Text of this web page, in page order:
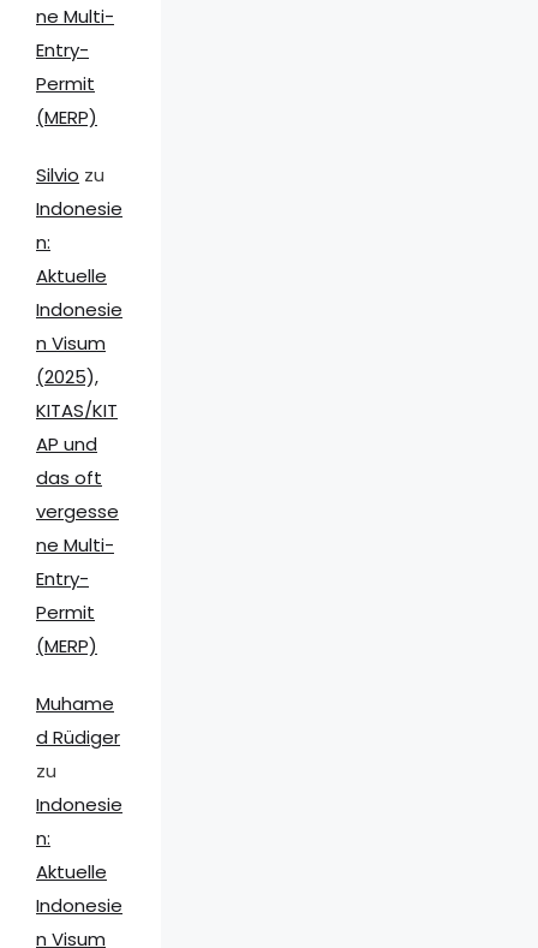
ne Multi-
Entry-
Permit
(MERP)
Silvio zu
Indonesie
n:
Aktuelle
Indonesie
n Visum
(2025),
KITAS/KIT
AP und
das oft
vergesse
ne Multi-
Entry-
Permit
(MERP)
Muhame
d Rüdiger
zu
Indonesie
n:
Aktuelle
Indonesie
n Visum